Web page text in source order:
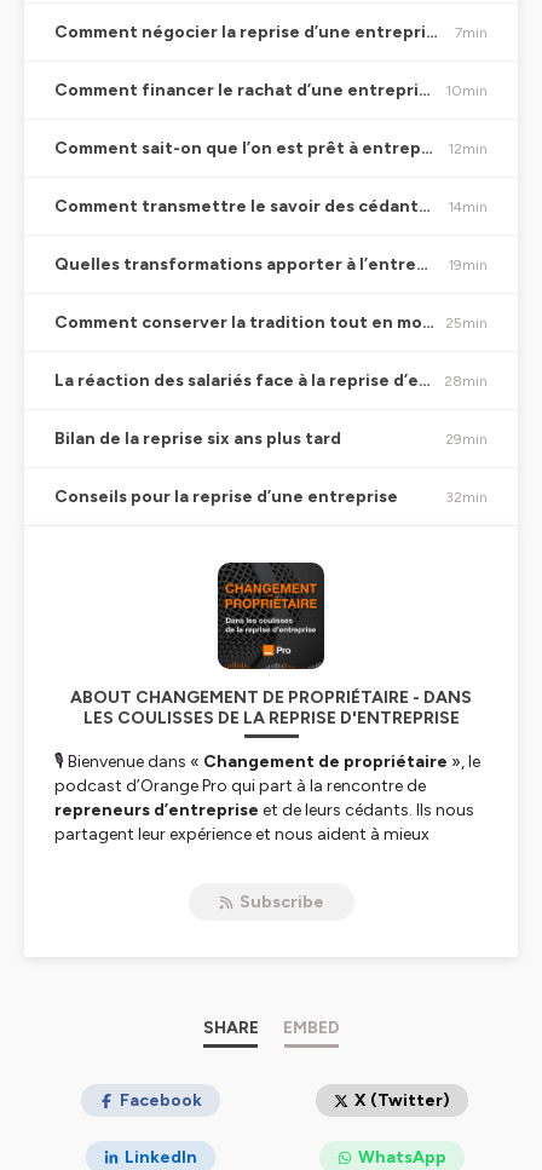
Comment négocier la reprise d’une entreprise ? 7min
Comment financer le rachat d’une entreprise ? 10min
Comment sait-on que l’on est prêt à entreprendre ? 12min
Comment transmettre le savoir des cédants aux repreneurs ? 14min
Quelles transformations apporter à l’entreprise nouvellement acquise ? 19min
Comment conserver la tradition tout en modernisant l’entreprise ? 25min
La réaction des salariés face à la reprise d’entreprise 28min
Bilan de la reprise six ans plus tard 29min
Conseils pour la reprise d’une entreprise 32min
ABOUT CHANGEMENT DE PROPRIÉTAIRE - DANS
LES COULISSES DE LA REPRISE D'ENTREPRISE
🎙️ Bienvenue dans « Changement de propriétaire », le
podcast d’Orange Pro qui part à la rencontre de
repreneurs d’entreprise et de leurs cédants. Ils nous
partagent leur expérience et nous aident à mieux
la bonne entreprise, lesnégociations
composer avec l’existant nécessite une bonne
Côté
cédant, les challenges sont aussi nombreux :
son bébé »
?
Subscribe
SHARE EMBED
Facebook X (Twitter)
LinkedIn WhatsApp